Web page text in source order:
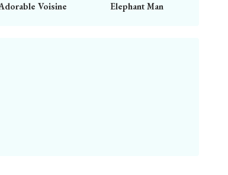
Voisine Elephant Man